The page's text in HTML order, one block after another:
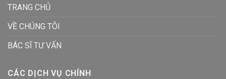
TRANG CHỦ
VỀ CHÚNG TÔI
BÁC SĨ TƯ VẤN
CÁC DỊCH VỤ CHÍNH